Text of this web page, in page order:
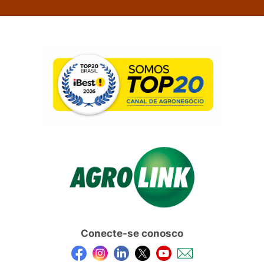
Conecte-se conosco